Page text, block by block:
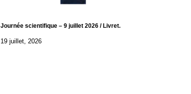
Journée scientifique – 9 juillet 2026 / Livret.
19 juillet, 2026